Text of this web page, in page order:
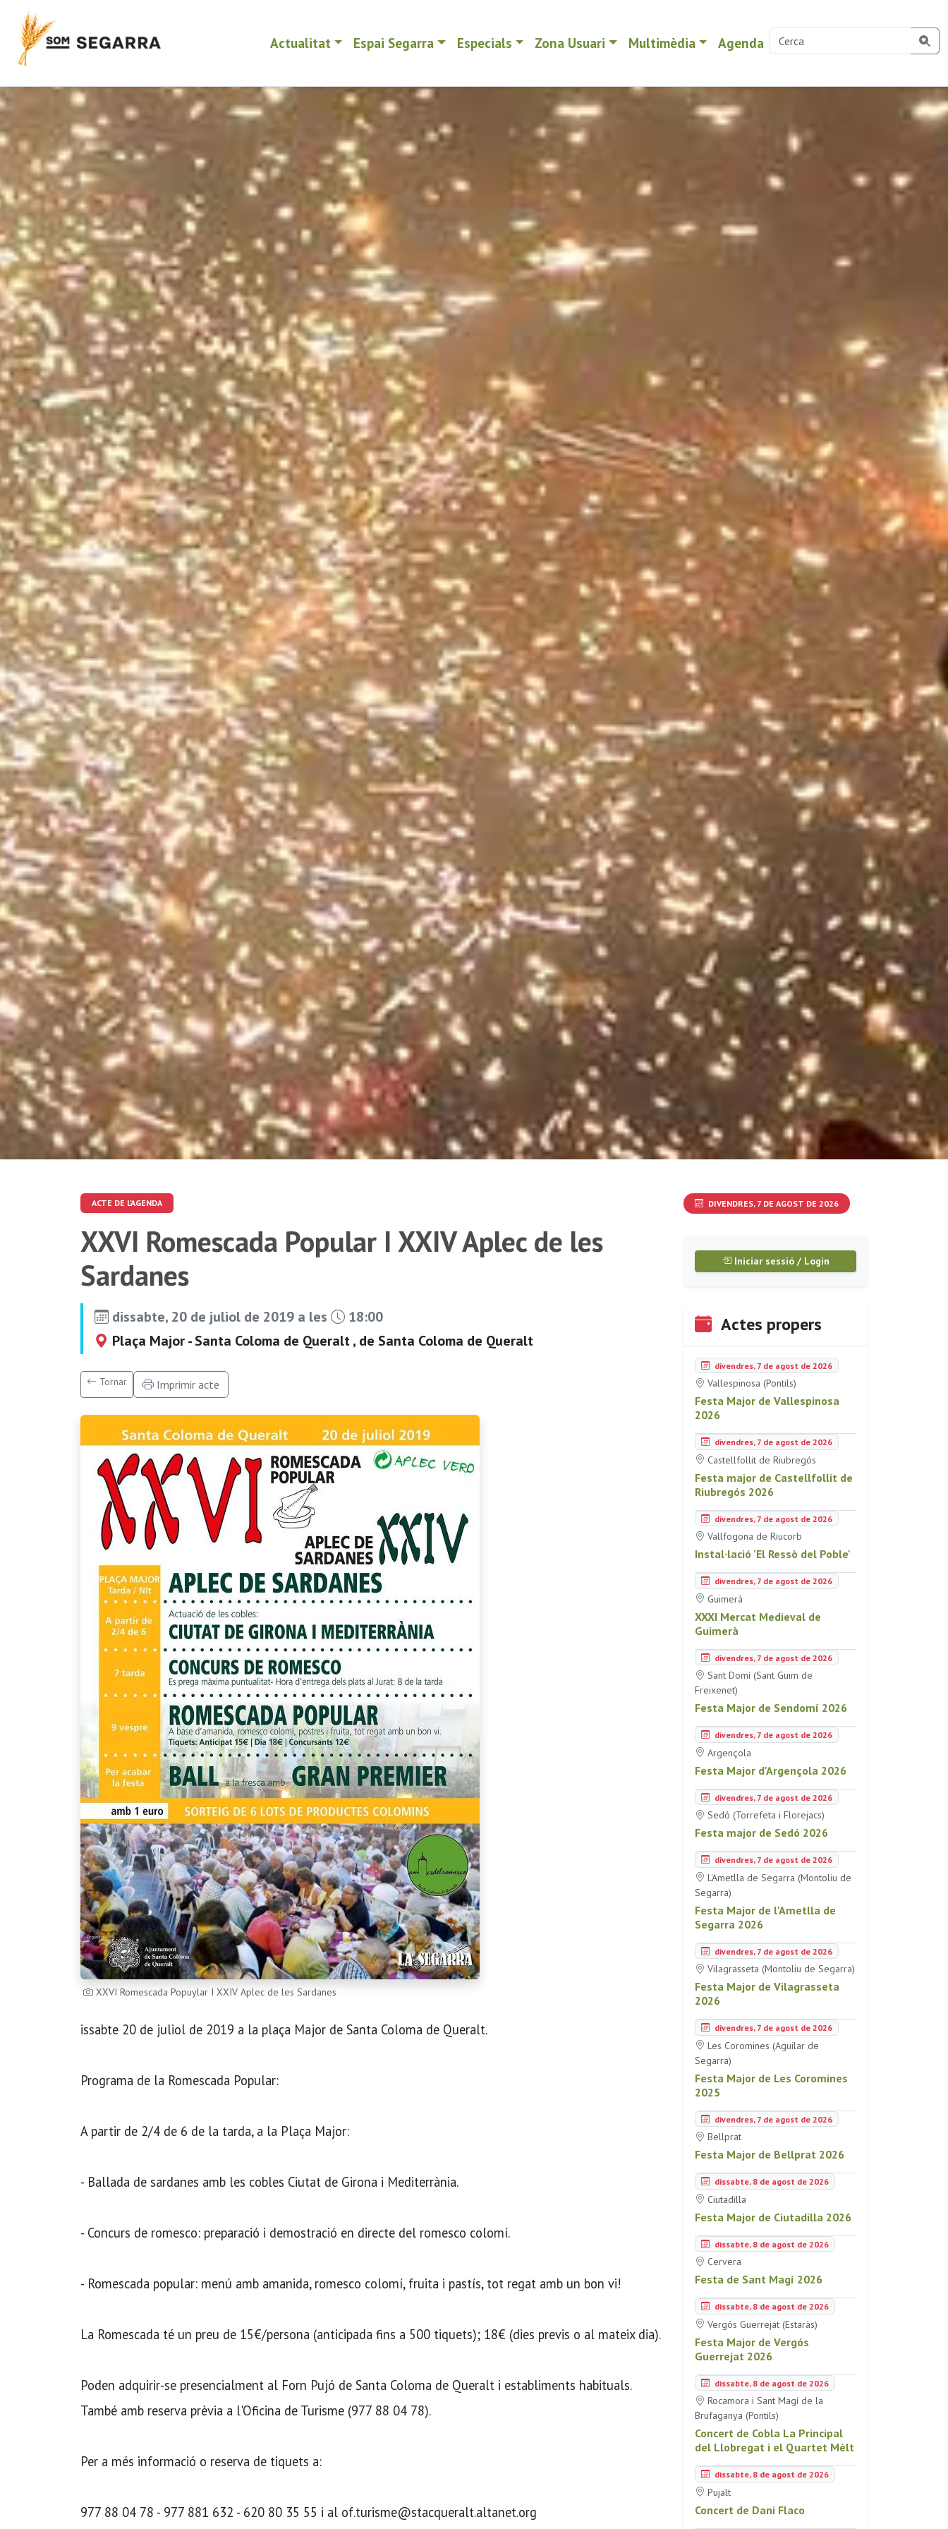
Actualitat Espai Segarra Especials Zona Usuari Multimèdia Agenda
ACTE DE L'AGENDA
XXVI Romescada Popular I XXIV Aplec de les
Sardanes
dissabte, 20 de juliol de 2019 a les
18:00
Plaça Major - Santa Coloma de Queralt , de Santa Coloma de Queralt
Tornar Imprimir acte
XXVI Romescada Popuylar I XXIV Aplec de les Sardanes
issabte 20 de juliol de 2019 a la plaça Major de Santa Coloma de Queralt.
Programa de la Romescada Popular:
A partir de 2/4 de 6 de la tarda, a la Plaça Major:
- Ballada de sardanes amb les cobles Ciutat de Girona i Mediterrània.
- Concurs de romesco: preparació i demostració en directe del romesco colomí.
- Romescada popular: menú amb amanida, romesco colomí, fruita i pastís, tot regat amb un bon vi!
La Romescada té un preu de 15€/persona (anticipada fins a 500 tiquets); 18€ (dies previs o al mateix dia).
Poden adquirir-se presencialment al Forn Pujó de Santa Coloma de Queralt i establiments habituals.
També amb reserva prèvia a l'Oficina de Turisme (977 88 04 78).
Per a més informació o reserva de tiquets a:
977 88 04 78 - 977 881 632 - 620 80 35 55 i al of.turisme@stacqueralt.altanet.org
DIVENDRES, 7 DE AGOST DE 2026
Iniciar sessió / Login
Actes propers
divendres, 7 de agost de 2026
Vallespinosa (Pontils)
Festa Major de Vallespinosa
2026
divendres, 7 de agost de 2026
Castellfollit de Riubregós
Festa major de Castellfollit de
Riubregós 2026
divendres, 7 de agost de 2026
Vallfogona de Riucorb
Instal·lació 'El Ressò del Poble'
divendres, 7 de agost de 2026
Guimerà
XXXI Mercat Medieval de
Guimerà
divendres, 7 de agost de 2026
Sant Domí (Sant Guim de
Freixenet)
Festa Major de Sendomí 2026
divendres, 7 de agost de 2026
Argençola
Festa Major d'Argençola 2026
divendres, 7 de agost de 2026
Sedó (Torrefeta i Florejacs)
Festa major de Sedó 2026
divendres, 7 de agost de 2026
L'Ametlla de Segarra (Montoliu de
Segarra)
Festa Major de l'Ametlla de
Segarra 2026
divendres, 7 de agost de 2026
Vilagrasseta (Montoliu de Segarra)
Festa Major de Vilagrasseta
2026
divendres, 7 de agost de 2026
Les Coromines (Aguilar de
Segarra)
Festa Major de Les Coromines
2025
divendres, 7 de agost de 2026
Bellprat
Festa Major de Bellprat 2026
dissabte, 8 de agost de 2026
Ciutadilla
Festa Major de Ciutadilla 2026
dissabte, 8 de agost de 2026
Cervera
Festa de Sant Magí 2026
dissabte, 8 de agost de 2026
Vergós Guerrejat (Estaràs)
Festa Major de Vergós
Guerrejat 2026
dissabte, 8 de agost de 2026
Rocamora i Sant Magí de la
Brufaganya (Pontils)
Concert de Cobla La Principal
del Llobregat i el Quartet Mèlt
dissabte, 8 de agost de 2026
Pujalt
Concert de Dani Flaco